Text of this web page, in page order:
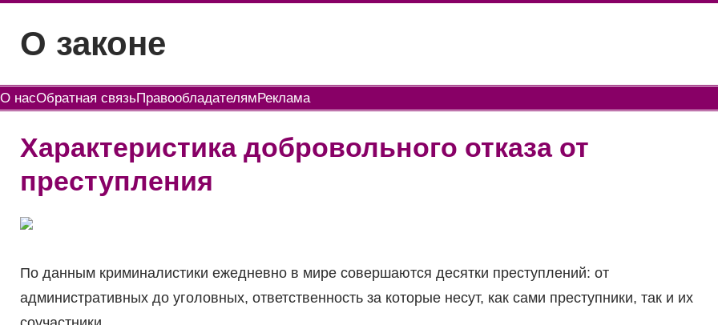
содержимому
О законе
О насОбратная связьПравообладателямРеклама
Характеристика добровольного отказа от
преступления
По данным криминалистики ежедневно в мире совершаются десятки преступлений: от
административных до уголовных, ответственность за которые несут, как сами преступники, так и их